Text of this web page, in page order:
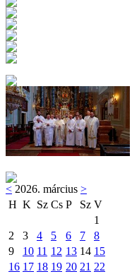
< 2026. március >
H K Sz Cs P Sz V
1
2
3 4 5 6 7
8
9
10 11 12 13 14 15
16 17 18 19 20 21 22